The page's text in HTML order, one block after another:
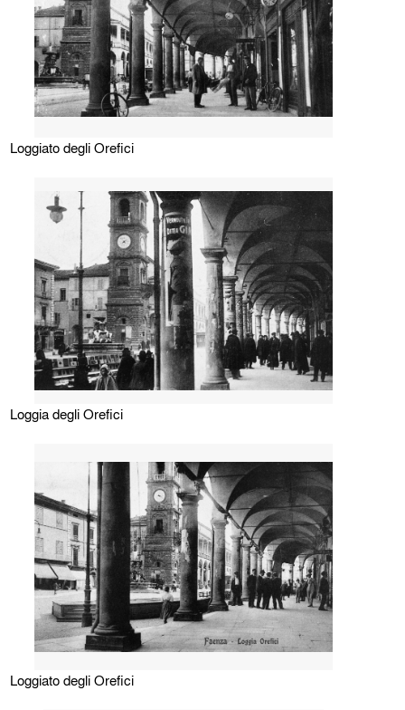
Loggiato degli Orefici
Loggia degli Orefici
Loggiato degli Orefici